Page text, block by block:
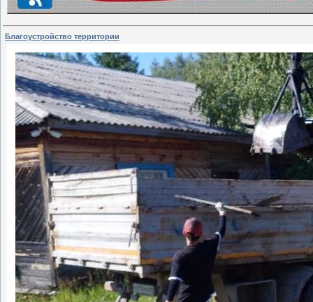
Благоустройство территории